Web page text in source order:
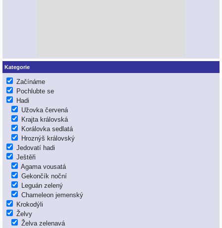
Kategorie
Začínáme
Pochlubte se
Hadi
Užovka červená
Krajta královská
Korálovka sedlatá
Hroznýš královský
Jedovatí hadi
Ještěři
Agama vousatá
Gekončík noční
Leguán zelený
Chameleon jemenský
Krokodýli
Želvy
Želva zelenavá